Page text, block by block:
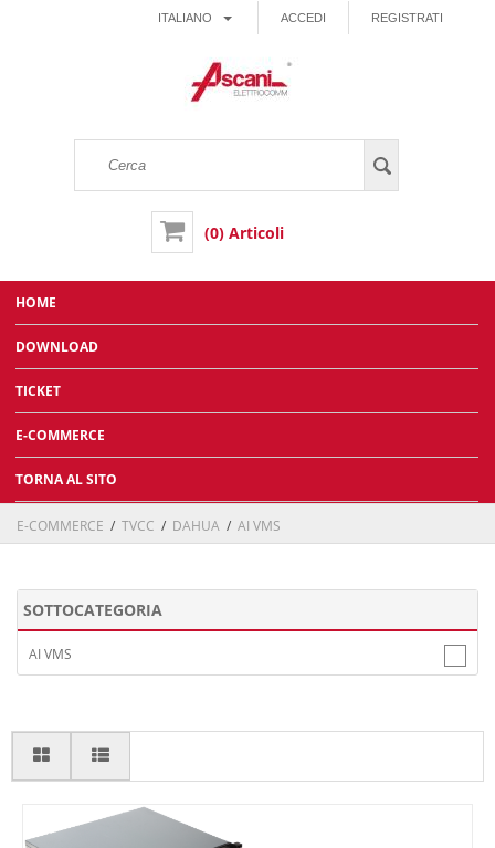
ACCEDI REGISTRATI
ITALIANO
(0) Articoli
HOME
DOWNLOAD
TICKET
E-COMMERCE
TORNA AL SITO
E-COMMERCE / TVCC / DAHUA / AI VMS
SOTTOCATEGORIA
AI VMS